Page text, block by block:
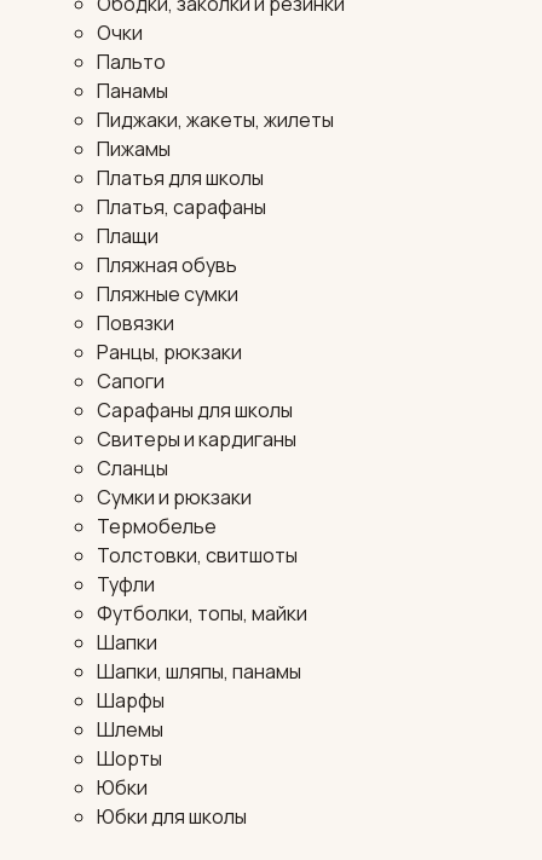
Очки
Пальто
Панамы
Пиджаки, жакеты, жилеты
Пижамы
Платья для школы
Платья, сарафаны
Плащи
Пляжная обувь
Пляжные сумки
Повязки
Ранцы, рюкзаки
Сапоги
Сарафаны для школы
Свитеры и кардиганы
Сланцы
Сумки и рюкзаки
Термобелье
Толстовки, свитшоты
Туфли
Футболки, топы, майки
Шапки
Шапки, шляпы, панамы
Шарфы
Шлемы
Шорты
Юбки
Юбки для школы